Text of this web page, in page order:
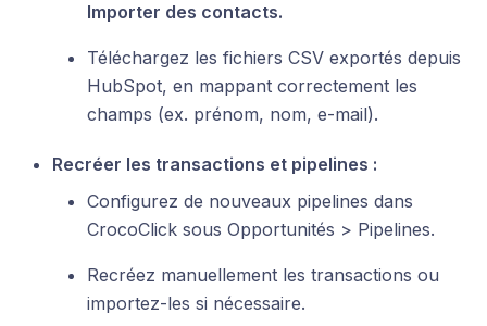
Importer des contacts.
Téléchargez les fichiers CSV exportés depuis
HubSpot, en mappant correctement les
champs (ex. prénom, nom, e-mail).
Recréer les transactions et pipelines :
Configurez de nouveaux pipelines dans
CrocoClick sous Opportunités > Pipelines.
Recréez manuellement les transactions ou
importez-les si nécessaire.